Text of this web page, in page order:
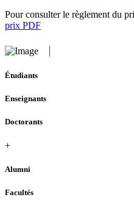
Pour consulter le règlement du
prix PDF
Étudiants
Enseignants
Doctorants
+
Alumni
Facultés